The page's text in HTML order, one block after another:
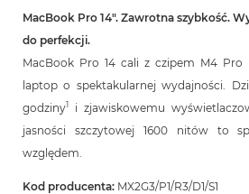
MacBook Pro 14″. Zawrotna szybkość.
do perfekcji.
MacBook Pro 14 cali z czipem M4
laptop o spektakularnej wydajności.
godziny1
i zjawiskowemu
jasności szczytowej 1600 nitów to
względem.
Kod producenta: MX2G3/P1/R3/D1/S1